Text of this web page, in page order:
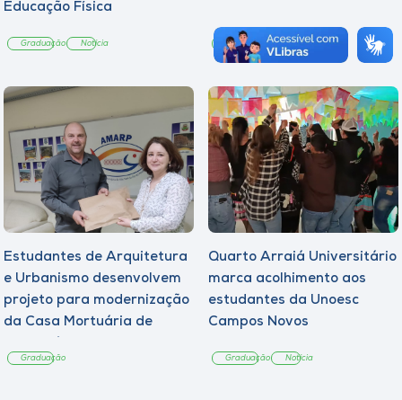
Educação Física
Graduação Notícia Graduação Notícia
Estudantes de Arquitetura
e Urbanismo desenvolvem
projeto para modernização
da Casa Mortuária de
Graduação
Quarto Arraiá Universitário
marca acolhimento aos
estudantes da Unoesc
Campos Novos
Graduação Notícia